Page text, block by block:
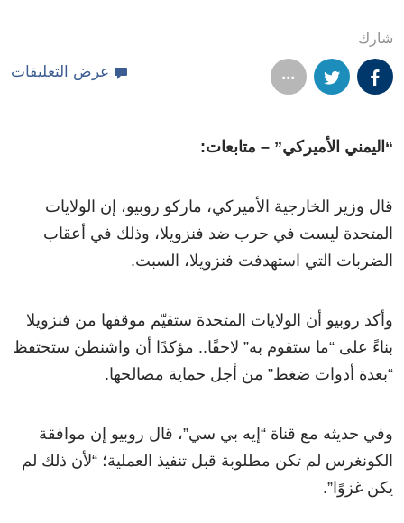
شارك
عرض التعليقات
“اليمني الأميركي” – متابعات:
قال وزير الخارجية الأميركي، ماركو روبيو، إن الولايات
المتحدة ليست في حرب ضد فنزويلا، وذلك في أعقاب
الضربات التي استهدفت فنزويلا، السبت.
وأكد روبيو أن الولايات المتحدة ستقيّم موقفها من فنزويلا
بناءً على “ما ستقوم به” لاحقًا.. مؤكدًا أن واشنطن ستحتفظ
“بعدة أدوات ضغط” من أجل حماية مصالحها.
وفي حديثه مع قناة “إيه بي سي”، قال روبيو إن موافقة
الكونغرس لم تكن مطلوبة قبل تنفيذ العملية؛ “لأن ذلك لم
يكن غزوًا”.